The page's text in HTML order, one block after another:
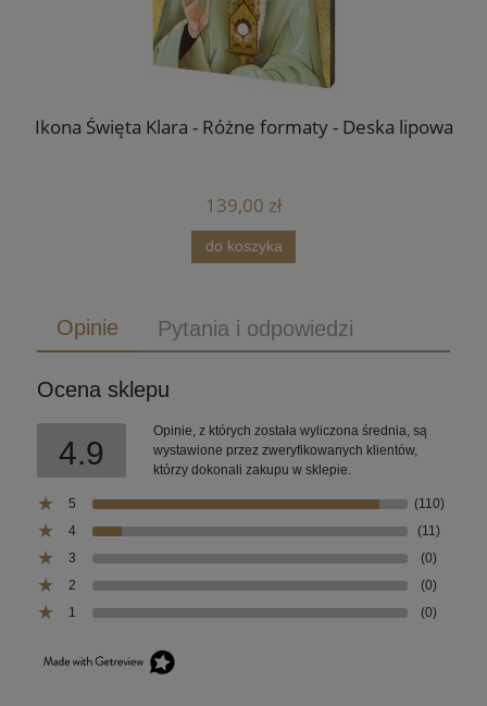
Ikona Święta Klara - Różne formaty - Deska lipowa
139,00 zł
do koszyka
Opinie Pytania i odpowiedzi
Ocena sklepu
4.9
Opinie, z których została wyliczona średnia, są
wystawione przez zweryfikowanych klientów,
którzy dokonali zakupu w sklepie.
5
(110)
4
(11)
3
(0)
2
(0)
1
(0)